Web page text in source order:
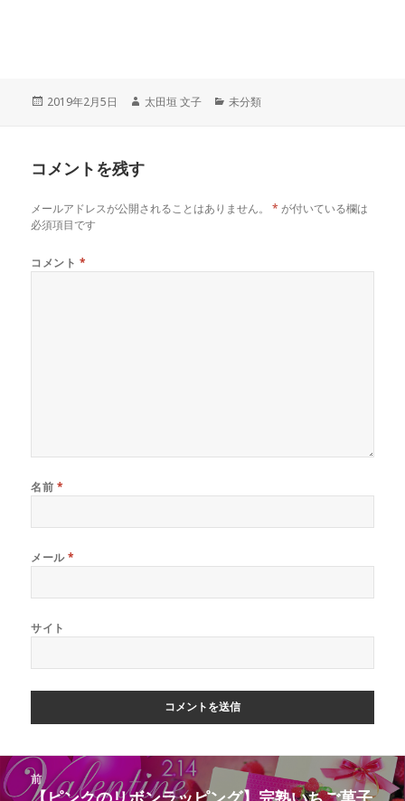
投
2019年2月5日
作
太田垣 文子
カ
未分類
コメントを残す
メールアドレスが公開されることはありません。 * が付いている欄は
必須項目です
コメント *
名前 *
メール*
サイト
投
稿
前